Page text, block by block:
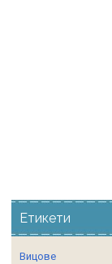
Етикети
Вицове